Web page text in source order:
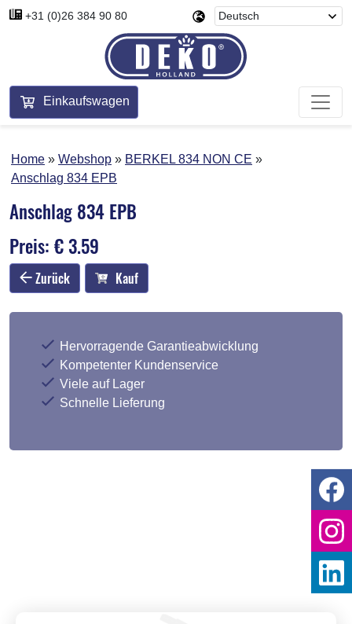
+31 (0)26 384 90 80
Einkaufswagen
Home Webshop
BERKEL 834 NON CE
Anschlag 834 EPB
Anschlag 834 EPB
Preis: € 3.59
Zurück Kauf
Hervorragende Garantieabwicklung
Kompetenter Kundenservice
Viele auf Lager
Schnelle Lieferung